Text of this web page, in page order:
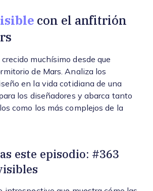
con el anfitrión
muchísimo desde que
de Mars. Analiza los
en la vida cotidiana de una
los diseñadores y abarca tanto
como los más complejos de la
este episodio: #363